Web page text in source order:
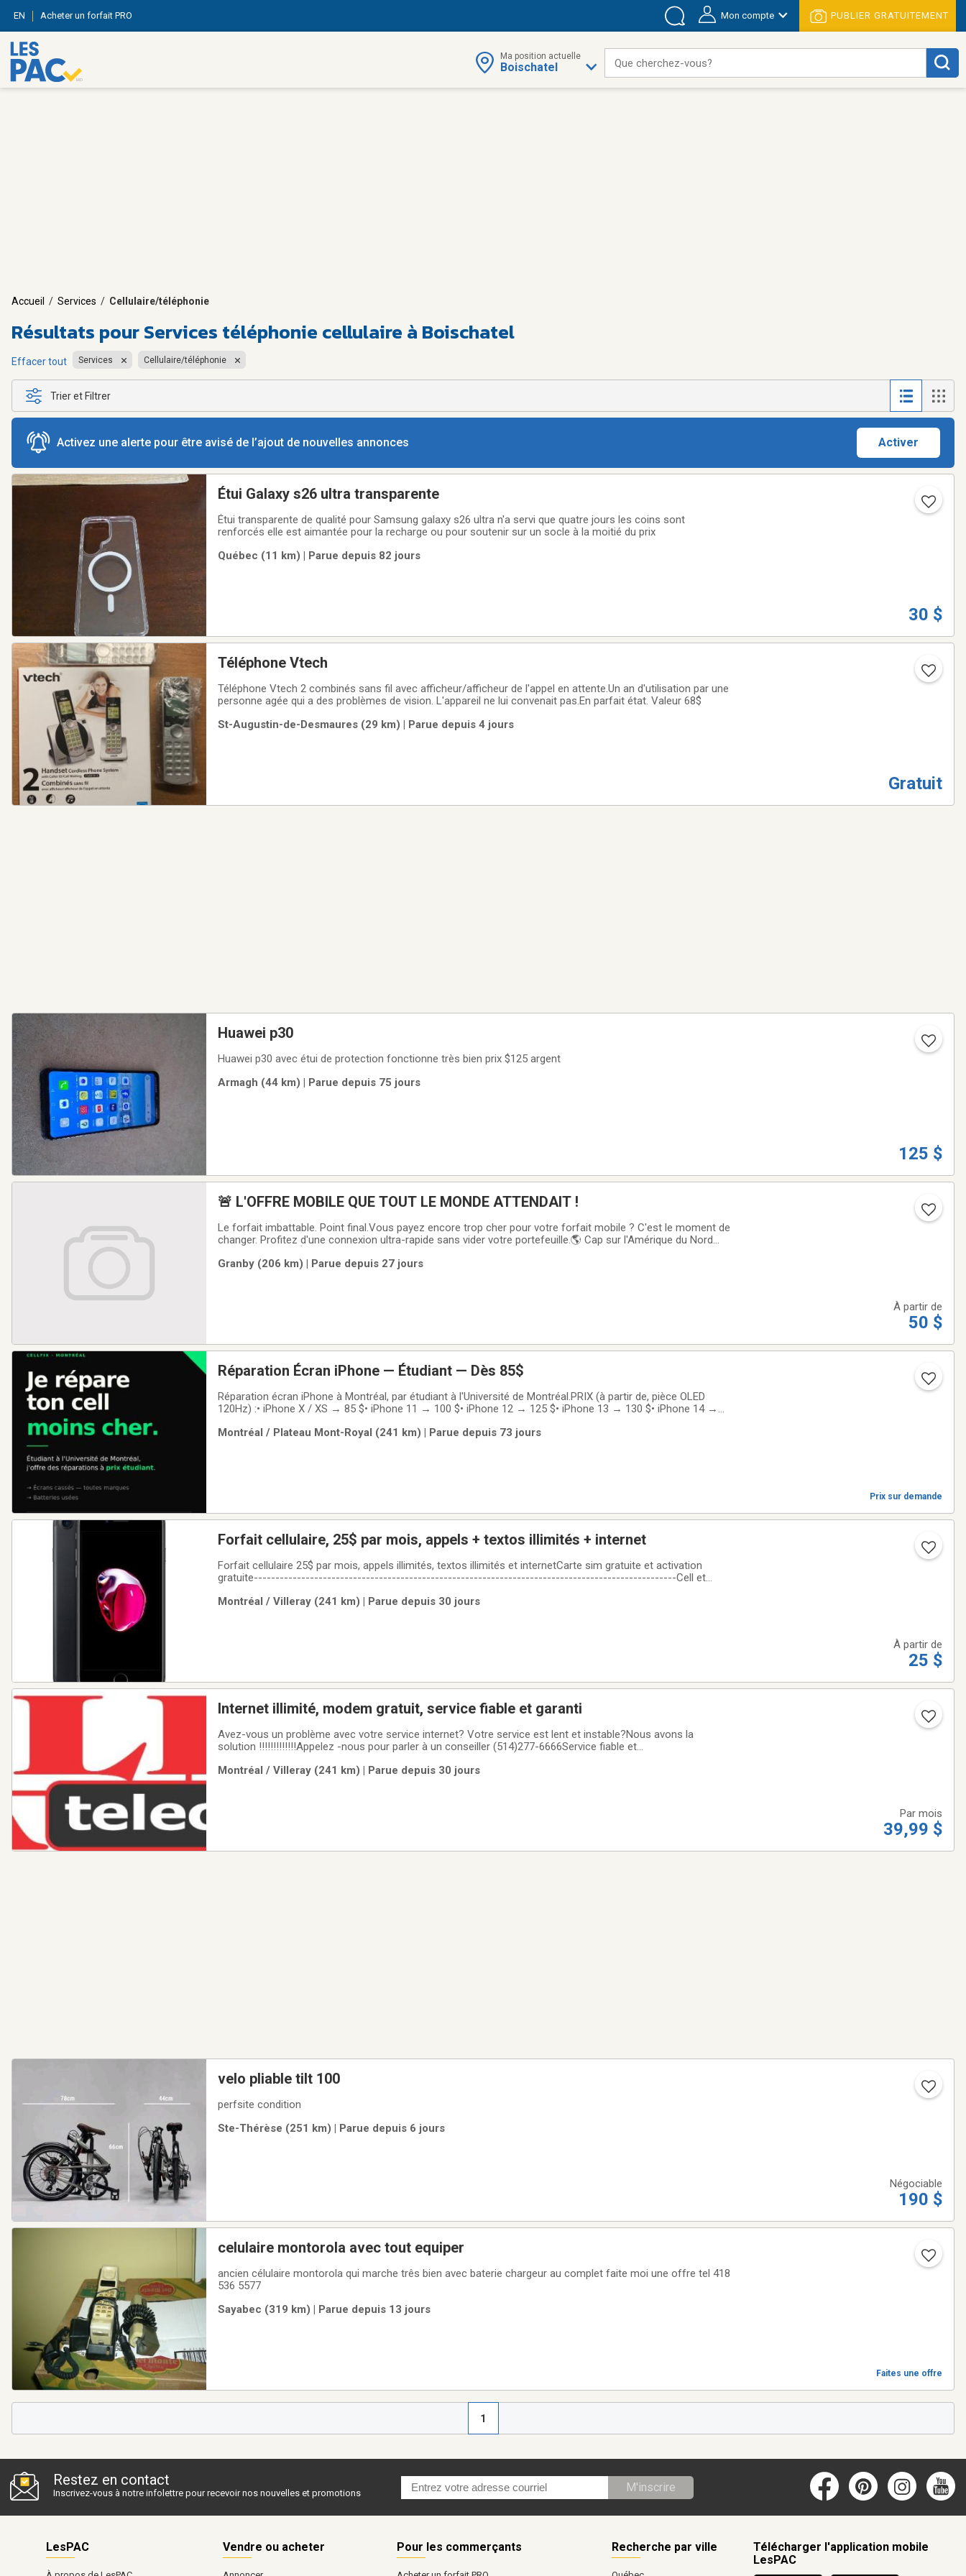
EN Acheter un forfait PRO Mon compte PUBLIER GRATUITEMENT
Ma position actuelle
Boischatel Que cherchez-vous?
Accueil / Services / Cellulaire/téléphonie
Résultats pourServices téléphonie cellulaire à Boischatel
Effacer tout Services Cellulaire/téléphonie
Trier et Filtrer
Activez une alerte pour être avisé de l’ajout de nouvelles annonces Activer
Étui Galaxy s26 ultra transparente
Étui transparente de qualité pour Samsung galaxy s26 ultra n'a servi que quatre jours les coins sont
renforcés elle est aimantée pour la recharge ou pour soutenir sur un socle à la moitié du prix
Québec (11 km) | Parue depuis 82 jours
30 $
Téléphone Vtech
Téléphone Vtech 2 combinés sans fil avec afficheur/afficheur de l'appel en attente.Un an d'utilisation par une
personne agée qui a des problèmes de vision. L'appareil ne lui convenait pas.En parfait état. Valeur 68$
St-Augustin-de-Desmaures (29 km) | Parue depuis 4 jours
Gratuit
Huawei p30
Huawei p30 avec étui de protection fonctionne très bien prix $125 argent
Armagh (44 km) | Parue depuis 75 jours
125 $
🚨 L'OFFRE MOBILE QUE TOUT LE MONDE ATTENDAIT !
Le forfait imbattable. Point final.Vous payez encore trop cher pour votre forfait mobile ? C'est le moment de
changer. Profitez d'une connexion ultra-rapide sans vider votre portefeuille.🌎 Cap sur l'Amérique du Nord
tranquille.Je peux vous faire
Granby (206 km) | Parue depuis 27 jours
À partir de
50 $
Réparation Écran iPhone — Étudiant — Dès 85$
Réparation écran iPhone à Montréal, par étudiant à l'Université de Montréal.PRIX (à partir de, pièce OLED
120Hz) :• iPhone X / XS → 85 $• iPhone 11 → 100 $• iPhone 12 → 125 $• iPhone 13 → 130 $• iPhone 14 →
devis sur demande(Apple Store : 329-509 $.
Montréal / Plateau Mont-Royal (241 km) | Parue depuis 73 jours
Prix sur demande
Forfait cellulaire, 25$ par mois, appels + textos illimités + internet
Forfait cellulaire 25$ par mois, appels illimités, textos illimités et internetCarte sim gratuite et activation
gratuite--------------------------------------------------------------------------------------------------Cell et
iPhone, iPad,
Montréal / Villeray (241 km) | Parue depuis 30 jours
À partir de
25 $
Internet illimité, modem gratuit, service fiable et garanti
Avez-vous un problème avec votre service internet? Votre service est lent et instable?Nous avons la
solution !!!!!!!!!!!!!Appelez -nous pour parler à un conseiller (514)277-6666Service fiable et
cher, fiable, rapide et
Montréal / Villeray (241 km) | Parue depuis 30 jours
Par mois
39,99 $
velo pliable tilt 100
perfsite condition
Ste-Thérèse (251 km) | Parue depuis 6 jours
Négociable
190 $
celulaire montorola avec tout equiper
ancien célulaire montorola qui marche três bien avec baterie chargeur au complet faite moi une offre tel 418
536 5577
Sayabec (319 km) | Parue depuis 13 jours
Faites une offre
1
Restez en contact
Inscrivez-vous à notre infolettre pour recevoir nos nouvelles et promotions M'inscrire
LesPAC Vendre ou acheter Pour les commerçants Recherche par ville
Télécharger l'application mobile
LesPAC